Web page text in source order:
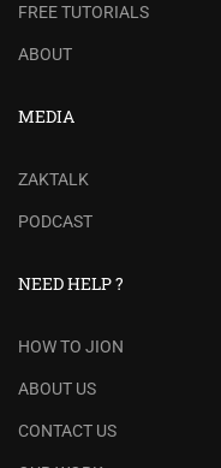
FREE TUTORIALS
ABOUT
MEDIA
ZAKTALK
PODCAST
NEED HELP ?
HOW TO JION
ABOUT US
CONTACT US